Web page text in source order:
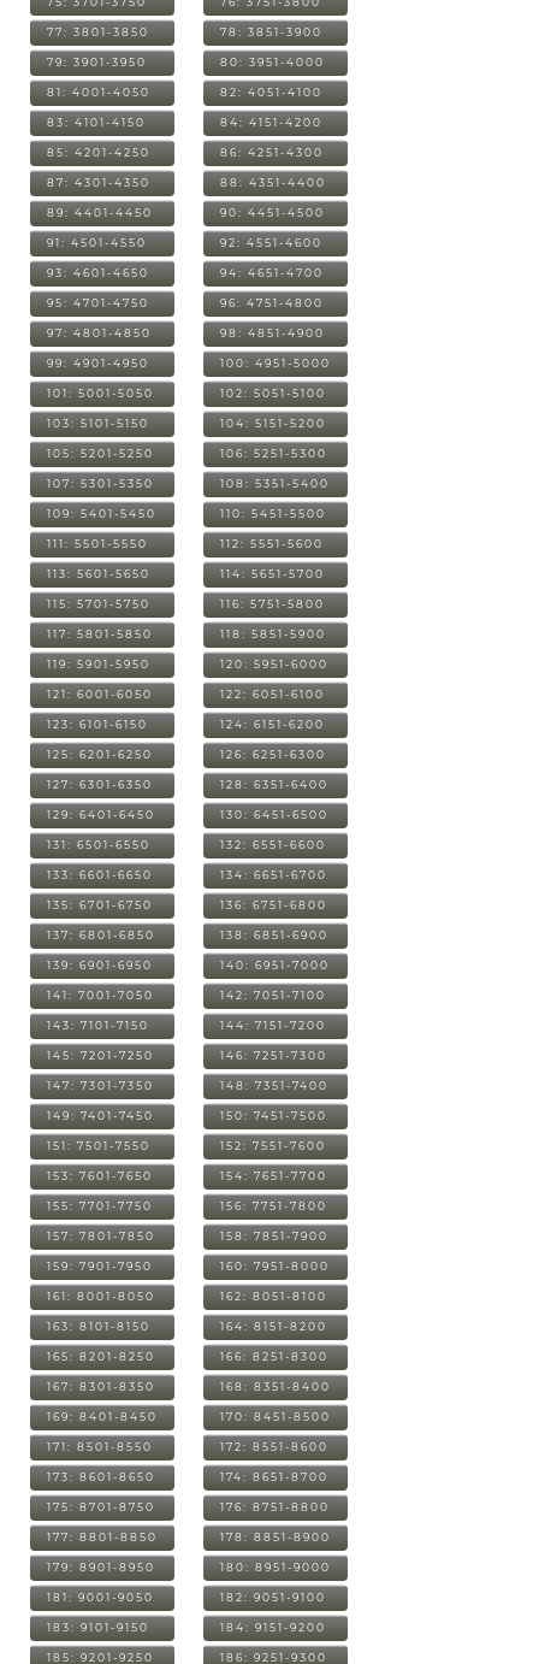
77: 3801-3850 78: 3851-3900
79: 3901-3950 80: 3951-4000
81: 4001-4050 82: 4051-4100
83: 4101-4150 84: 4151-4200
85: 4201-4250 86: 4251-4300
87: 4301-4350 88: 4351-4400
89: 4401-4450 90: 4451-4500
91: 4501-4550 92: 4551-4600
93: 4601-4650 94: 4651-4700
95: 4701-4750 96: 4751-4800
97: 4801-4850 98: 4851-4900
99: 4901-4950 100: 4951-5000
101: 5001-5050 102: 5051-5100
103: 5101-5150 104: 5151-5200
105: 5201-5250 106: 5251-5300
107: 5301-5350 108: 5351-5400
109: 5401-5450 110: 5451-5500
111: 5501-5550 112: 5551-5600
113: 5601-5650 114: 5651-5700
115: 5701-5750 116: 5751-5800
117: 5801-5850 118: 5851-5900
119: 5901-5950 120: 5951-6000
121: 6001-6050 122: 6051-6100
123: 6101-6150 124: 6151-6200
125: 6201-6250 126: 6251-6300
127: 6301-6350 128: 6351-6400
129: 6401-6450 130: 6451-6500
131: 6501-6550 132: 6551-6600
133: 6601-6650 134: 6651-6700
135: 6701-6750 136: 6751-6800
137: 6801-6850 138: 6851-6900
139: 6901-6950 140: 6951-7000
141: 7001-7050 142: 7051-7100
143: 7101-7150 144: 7151-7200
145: 7201-7250 146: 7251-7300
147: 7301-7350 148: 7351-7400
149: 7401-7450 150: 7451-7500
151: 7501-7550 152: 7551-7600
153: 7601-7650 154: 7651-7700
155: 7701-7750 156: 7751-7800
157: 7801-7850 158: 7851-7900
159: 7901-7950 160: 7951-8000
161: 8001-8050 162: 8051-8100
163: 8101-8150 164: 8151-8200
165: 8201-8250 166: 8251-8300
167: 8301-8350 168: 8351-8400
169: 8401-8450 170: 8451-8500
171: 8501-8550 172: 8551-8600
173: 8601-8650 174: 8651-8700
175: 8701-8750 176: 8751-8800
177: 8801-8850 178: 8851-8900
179: 8901-8950 180: 8951-9000
181: 9001-9050 182: 9051-9100
183: 9101-9150 184: 9151-9200
185: 9201-9250 186: 9251-9300